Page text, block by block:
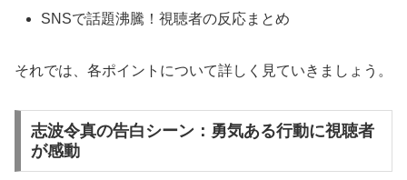
SNSで話題沸騰！視聴者の反応まとめ
それでは、各ポイントについて詳しく見ていきましょう。
志波令真の告白シーン：勇気ある行動に視聴者
が感動